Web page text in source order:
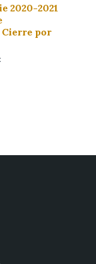
2020-2021
Cierre por